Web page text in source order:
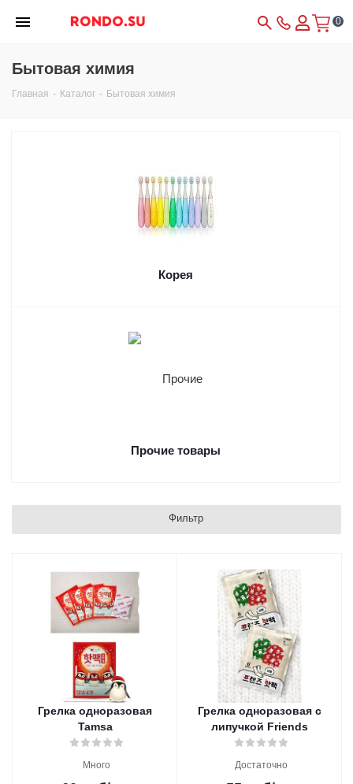
0
Бытовая химия
Главная - Каталог - Бытовая химия
Корея
Прочие товары
Фильтр
Грелка одноразовая
Tamsa
Много
Грелка одноразовая c
липучкой Friends
Достаточно